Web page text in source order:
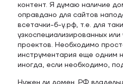
контент. Я думаю наличие
оправдано для сайтов
всетачки-б-у.рф, т.е. для
узкоспециализированных
проектов. Необходимо
инструментария еще одним
иногда, если необходимо,